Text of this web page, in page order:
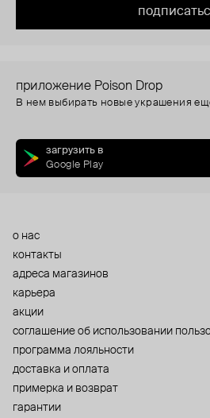
приложение Poison Drop
В нем выбирать новые украшения
загрузить в
Google Play
о нас
контакты
адреса магазинов
карьера
акции
cоглашение об использовании
программа лояльности
доставка и оплата
примерка и возврат
гарантии